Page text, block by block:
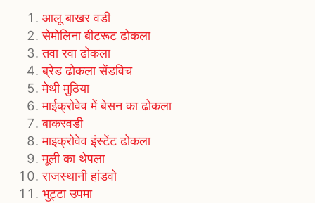
आलू बाखर वडी
सेमोलिना बीटरूट ढोकला
तवा रवा ढोकला
ब्रेड ढोकला सेंडविच
मेथी मुठिया
माईक्रोवेव में बेसन का ढोकला
बाकरवडी
माइक्रोवेव इंस्टेंट ढोकला
मूली का थेपला
राजस्थानी हांडवो
भुट्टा उपमा